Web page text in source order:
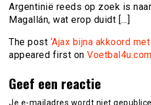
Argentinië reeds op zoek is
Magallán, wat erop duidt […]
The post ‘Ajax bijna akkoord
appeared first on Voetbal4u.com
Geef een reactie
Je e-mailadres wordt niet